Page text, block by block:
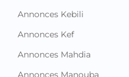
Annonces Kebili
Annonces Kef
Annonces Mahdia
Annonces Manouba